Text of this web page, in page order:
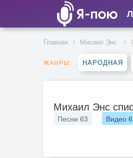
Главная Михаил Энс
ЖАНРЫ: НАРОДНАЯ
Михаил Энс
Песни 63 Видео 6